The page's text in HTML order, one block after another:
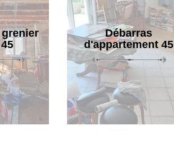
grenier
Débarras
d'appartement 45